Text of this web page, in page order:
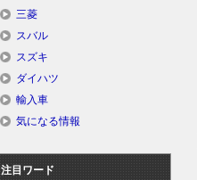
三菱
スバル
スズキ
ダイハツ
輸入車
気になる情報
注目ワード